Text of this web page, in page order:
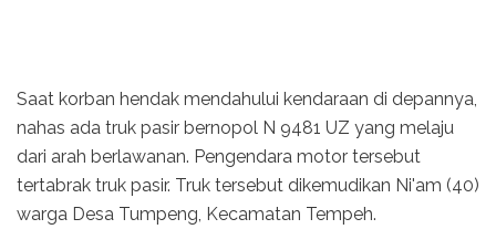
Saat korban hendak mendahului kendaraan di depannya,
nahas ada truk pasir bernopol N 9481 UZ yang melaju
dari arah berlawanan. Pengendara motor tersebut
tertabrak truk pasir. Truk tersebut dikemudikan Ni'am (40)
warga Desa Tumpeng, Kecamatan Tempeh.